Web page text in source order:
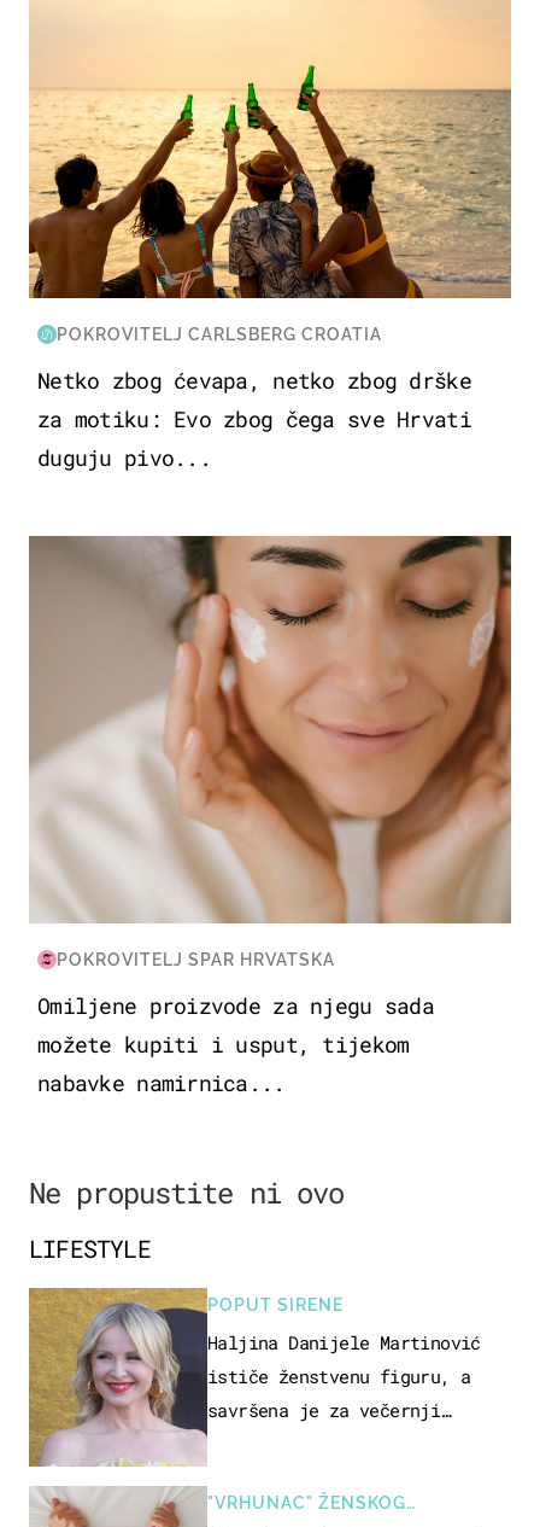
POKROVITELJ CARLSBERG CROATIA
Netko zbog ćevapa, netko zbog drške
za motiku: Evo zbog čega sve Hrvati
duguju pivo...
MODA & LJEPOTA
POKROVITELJ SPAR HRVATSKA
Omiljene proizvode za njegu sada
možete kupiti i usput, tijekom
nabavke namirnica...
Ne propustite ni ovo
LIFESTYLE
POPUT SIRENE
Haljina Danijele Martinović
ističe ženstvenu figuru, a
savršena je za večernji
"VRHUNAC" ŽENSKOG